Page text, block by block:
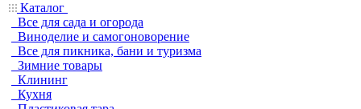
Каталог
Все для сада и огорода
Виноделие и самогоноворение
Все для пикника, бани и туризма
Зимние товары
Клининг
Кухня